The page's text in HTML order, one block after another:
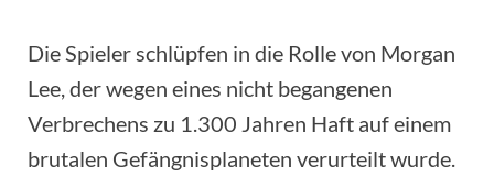
Die Spieler schlüpfen in die Rolle von Morgan
Lee, der wegen eines nicht begangenen
Verbrechens zu 1.300 Jahren Haft auf einem
brutalen Gefängnisplaneten verurteilt wurde.